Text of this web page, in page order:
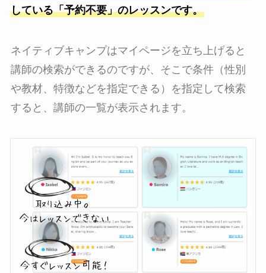
している「予約不要」のレッスンです。
ネイティブキャンプはマイページを立ち上げると
講師の検索ができるのですが、そこで条件（性別
や教材、特徴などを指定できる）を指定して検索
すると、講師の一覧が表示されます。